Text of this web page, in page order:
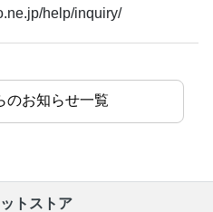
help/inquiry/
のお知らせ一覧
トストア